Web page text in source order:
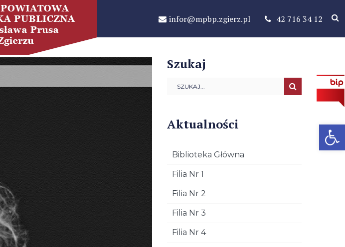
infor@mpbp.zgierz.pl 42 716 34 12
Szukaj
Aktualności
Biblioteka Główna
Filia Nr 1
Filia Nr 2
Filia Nr 3
Filia Nr 4